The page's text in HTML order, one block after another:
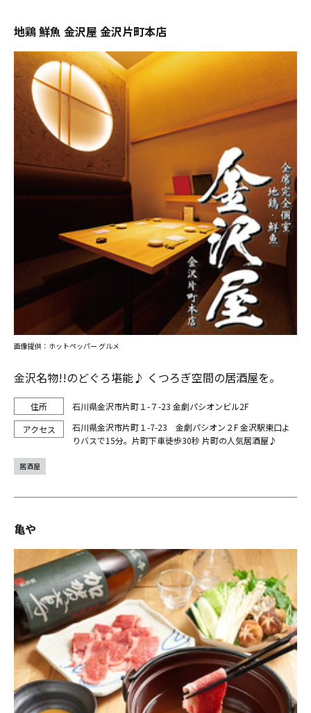
地鶏 鮮魚 金沢屋 金沢片町本店
金沢名物!!のどぐろ堪能♪ くつろぎ空間の居酒屋を。
石川県金沢市片町１-７-23 金劇パシオンビル2F
石川県金沢市片町１-7-23 金劇パシオン２F 金沢駅東口よ
りバスで15分。片町下車徒歩30秒 片町の人気居酒屋♪
画像提供：ホットペッパー グルメ
居酒屋
亀や